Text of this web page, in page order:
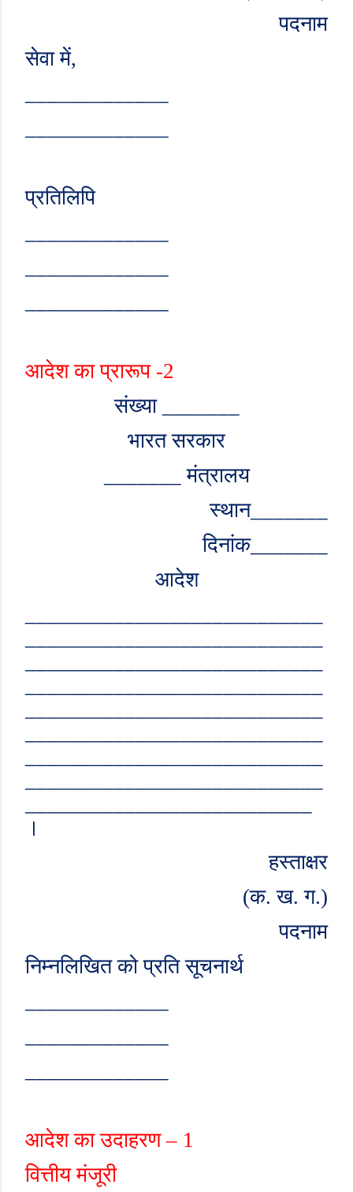
पदनाम
सेवा में,
प्रतिलिपि
आदेश का प्रारूप -2
संख्या
भारत सरकार
मंत्रालय
स्थान_______
दिनांक_______
आदेश
।
हस्ताक्षर
(क. ख. ग.)
पदनाम
निम्नलिखित को प्रति सूचनार्थ
आदेश का उदाहरण – 1
वित्तीय मंजूरी